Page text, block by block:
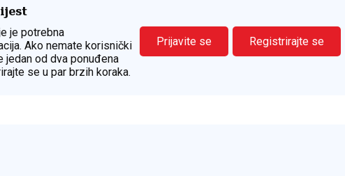
je potrebna
Ako nemate korisnički
jedan od dva ponuđena
se u par brzih koraka.
Prijavite se Registrirajte se